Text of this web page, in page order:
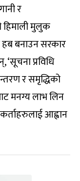
र
हिमाली मुलुक
हब बनाउन सरकार
प्रविधि
र समृद्धिको
मनग्य लाभ लिन
आह्वान